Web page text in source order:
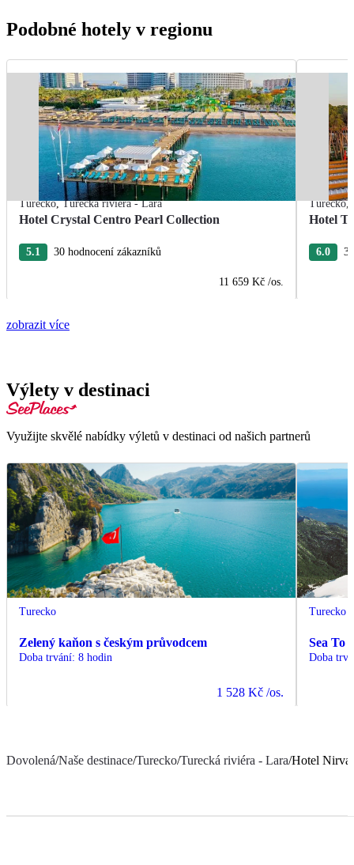
Podobné hotely v regionu
Turecko,Turecká riviéra - Lara
Hotel Crystal Centro Pearl Collection
5.1 30 hodnocení zákazníků
11 659 Kč /os.
Turecko,
Hotel
6.0 3
zobrazit více
Výlety v destinaci
Využijte skvělé nabídky výletů v destinaci od našich partnerů
Turecko
Zelený kaňon s českým průvodcem
Doba trvání: 8 hodin
1 528 Kč /os.
Turecko
Sea To
Doba
Dovolená/Naše destinace/Turecko/Turecká riviéra - Lara/Hotel